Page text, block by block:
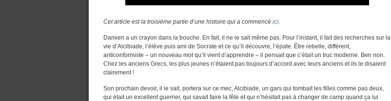
Cet article est la troisième partie d’une histoire qui a commencé ici.
Damien a un crayon dans la bouche. En fait, il ne le sait même pas. Pour l’instant, il fait des recherches sur la
vie d’Alcibiade, l’élève puis ami de Socrate et ce qu’il découvre, l’épate. Être rebelle, différent,
anticonformiste – un nouveau mot qu’il vient d’apprendre – il pensait que c’était un truc moderne. Ben non.
Chez les anciens Grecs, les plus jeunes n’étaient pas toujours d’accord avec leurs anciens et ils le disaient
clairement !
Son prochain devoir, il le sait, portera sur ce mec, Alcibiade, un gars qui tombait les filles comme pas deux,
qui était un excellent guerrier, qui savait faire la fête et qui n’hésitait pas à changer de camp quand ça lui